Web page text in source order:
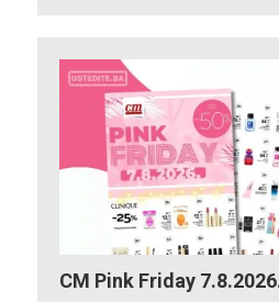
CM Pink Friday